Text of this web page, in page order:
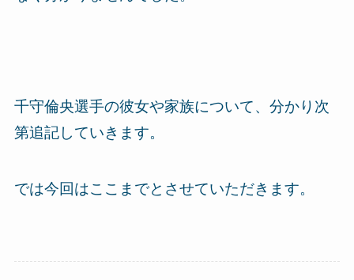
千守倫央選手の彼女や家族について、分かり次
第追記していきます。
では今回はここまでとさせていただきます。